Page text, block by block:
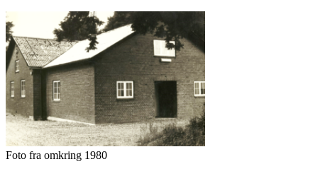
Foto fra omkring 1980